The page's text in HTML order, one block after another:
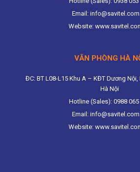
Email:
Website:
VĂN PHÒNG HÀ
ĐC: BT L08-L15 Khu A – KĐT Dương
Hà Nội
Hotline (Sales): 0988 065
Email:
Website: